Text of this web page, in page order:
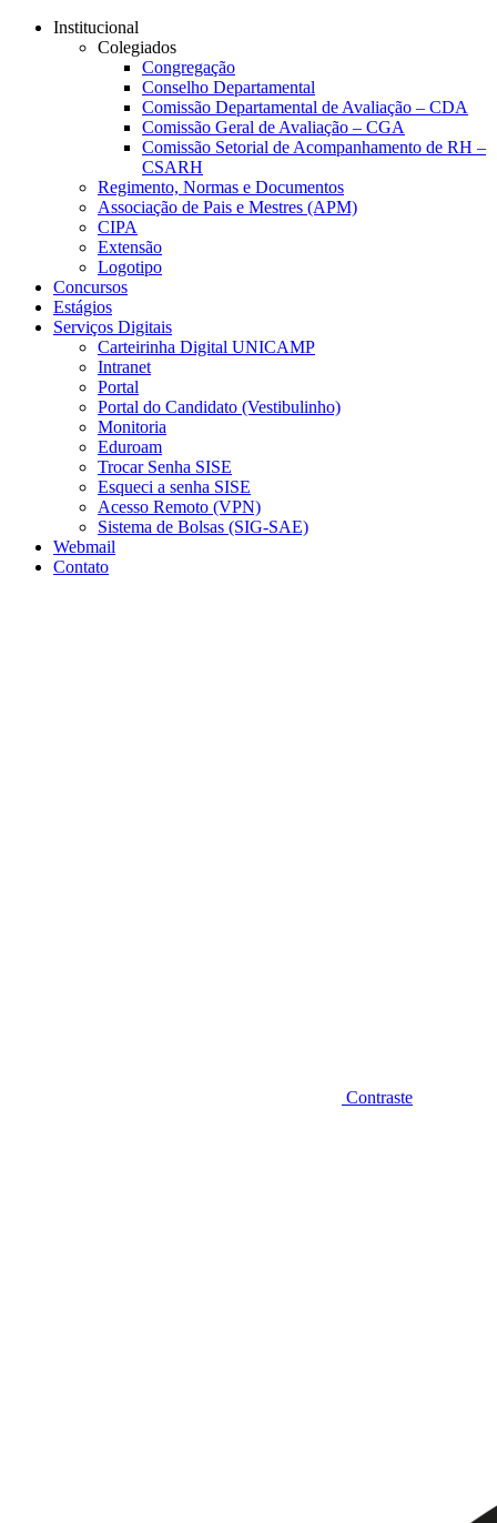
Conteúdo principal
Institucional
Colegiados
Congregação
Conselho Departamental
Comissão Departamental de Avaliação – CDA
Comissão Geral de Avaliação – CGA
Comissão Setorial de Acompanhamento de RH –
CSARH
Regimento, Normas e Documentos
Associação de Pais e Mestres (APM)
CIPA
Extensão
Logotipo
Concursos
Estágios
Serviços Digitais
Carteirinha Digital UNICAMP
Intranet
Portal
Portal do Candidato (Vestibulinho)
Monitoria
Eduroam
Trocar Senha SISE
Esqueci a senha SISE
Acesso Remoto (VPN)
Sistema de Bolsas (SIG-SAE)
Webmail
Contato
Contraste